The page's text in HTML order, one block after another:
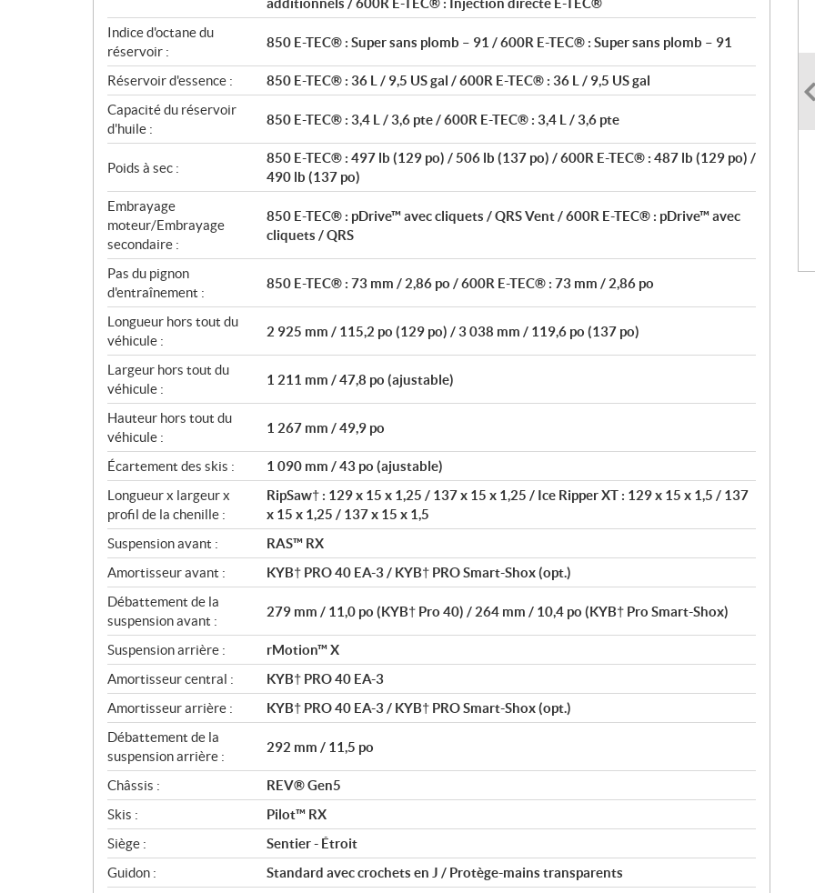
additionnels / 600R E-TEC® : Injection directe E-TEC®
Indice d'octane du
réservoir :
850 E-TEC® : Super sans plomb – 91 / 600R E-TEC® : Super sans plomb – 91
Réservoir d'essence :
850 E-TEC® : 36 L / 9,5 US gal / 600R E-TEC® : 36 L / 9,5 US gal
Capacité du réservoir
d'huile :
850 E-TEC® : 3,4 L / 3,6 pte / 600R E-TEC® : 3,4 L / 3,6 pte
Poids à sec :
850 E-TEC® : 497 lb (129 po) / 506 lb (137 po) / 600R E-TEC® : 487 lb (129 po) /
490 lb (137 po)
Embrayage
moteur/Embrayage
secondaire :
850 E-TEC® : pDrive™ avec cliquets / QRS Vent / 600R E-TEC® : pDrive™ avec
cliquets / QRS
Pas du pignon
d'entraînement :
850 E-TEC® : 73 mm / 2,86 po / 600R E-TEC® : 73 mm / 2,86 po
Longueur hors tout du
véhicule :
2 925 mm / 115,2 po (129 po) / 3 038 mm / 119,6 po (137 po)
Largeur hors tout du
véhicule :
1 211 mm / 47,8 po (ajustable)
Hauteur hors tout du
véhicule :
1 267 mm / 49,9 po
Écartement des skis :
1 090 mm / 43 po (ajustable)
Longueur x largeur x
profil de la chenille :
RipSaw† : 129 x 15 x 1,25 / 137 x 15 x 1,25 / Ice Ripper XT : 129 x 15 x 1,5 / 137
x 15 x 1,25 / 137 x 15 x 1,5
Suspension avant :
RAS™ RX
Amortisseur avant :
KYB† PRO 40 EA-3 / KYB† PRO Smart-Shox (opt.)
Débattement de la
suspension avant :
279 mm / 11,0 po (KYB† Pro 40) / 264 mm / 10,4 po (KYB† Pro Smart-Shox)
Suspension arrière :
rMotion™ X
Amortisseur central :
KYB† PRO 40 EA-3
Amortisseur arrière :
KYB† PRO 40 EA-3 / KYB† PRO Smart-Shox (opt.)
Débattement de la
suspension arrière :
292 mm / 11,5 po
Châssis :
REV® Gen5
Skis :
Pilot™ RX
Siège :
Sentier - Étroit
Guidon :
Standard avec crochets en J / Protège-mains transparents